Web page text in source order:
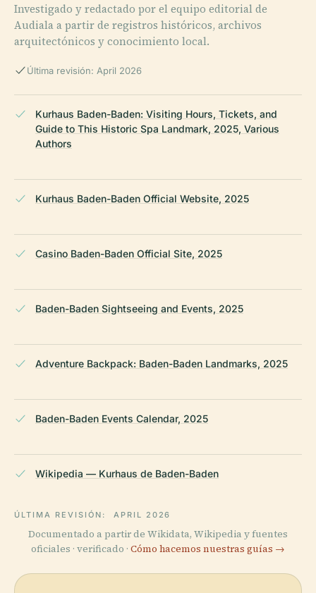
Investigado y redactado por el equipo editorial de
Audiala a partir de registros históricos, archivos
arquitectónicos y conocimiento local.
Última revisión: April 2026
Kurhaus Baden-Baden: Visiting Hours, Tickets, and
Guide to This Historic Spa Landmark, 2025, Various
Authors
Kurhaus Baden-Baden Official Website, 2025
Casino Baden-Baden Official Site, 2025
Baden-Baden Sightseeing and Events, 2025
Adventure Backpack: Baden-Baden Landmarks, 2025
Baden-Baden Events Calendar, 2025
Wikipedia — Kurhaus de Baden-Baden
ÚLTIMA REVISIÓN: APRIL 2026
Documentado a partir de Wikidata, Wikipedia y fuentes
oficiales · verificado · Cómo hacemos nuestras guías →